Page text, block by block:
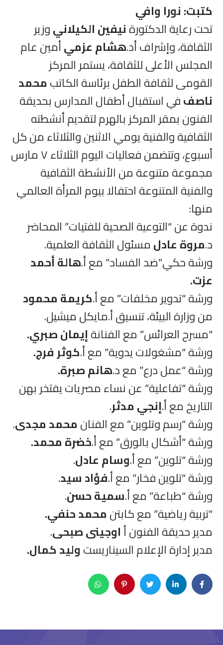
كتبت: نورا وافي
تحت رعاية الدكتورةنيفين الكيلانيوزير
الثقافة، وإشراف أد.هشام عزميأمين عام
المجلس الأعلى للثقافة، يستمر المركز
القومى لثقافة الطفل برئاسة الكاتبمحمد
ناصففي استقبال أطفال المدارس بحديقة
الفنون بمقر المركز بالهرم لتقديم أنشطته
الثقافية والفنية يومي الاثنين والثلاثاء من كل
أسبوع، وتتضمن فعاليات اليوم الثلاثاء ٧ مارس
مجموعة متنوعة من الأنشطة الثقافية
والفنية المتنوعة احتفالا بيوم المرأة العالمي
منها:
ندوة عن “التوعية الصحية للفتيات” المحاضر
د.مروة عادلمسئول الثقافة العلمية.
ورشة حكي”ضد الفساد” مع أ.هالة أحمد
عزت.
ورشة “تدوير مخلفات” مع أ.كريمة محمود
من وزارة البيئة، تنسيق أ.مايكل ميشيل.
“مسرح العرائس” مع الفنانةإيمان صبري.
ورشة “مشغولات يدوية” مع أ.كوثر فرج.
ورشة “عمل درع” مع د.هانم صبرة.
ورشة “تفاعلية” عن نساء مصريات يفتخر بهن
التاريخ مع أ.إنجي مدثر.
ورشة “رسم وتلوين” مع الفنانمحمد مجدى.
ورشة “أشكال بالورق” مع أ.خضرة محمد.
ورشة “تلوين” مع أ.وسام عادل.
ورشة “تلوين فخار” مع أ.فؤاد سيد.
ورشة “طباعة” مع أ.سمية حسن.
“تربية رياضية” مع كابتنمحمد حنفي.
مدير حديقة الفنون أاوجينى صبحى.
مدير إدارة الإعلام السيناريستوليد كمال.